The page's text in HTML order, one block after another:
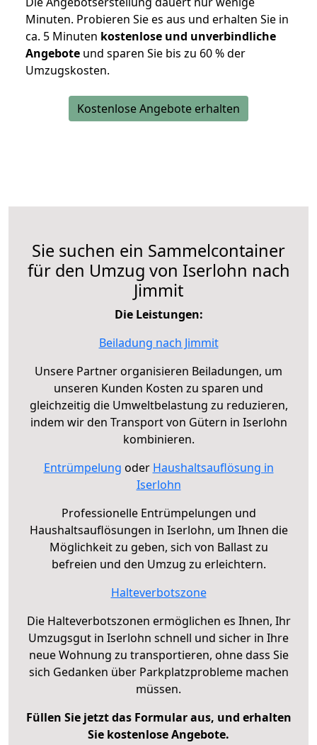
Minuten. Probieren Sie es aus und erhalten Sie in
ca. 5 Minuten kostenlose und unverbindliche
Angebote und sparen Sie bis zu 60 % der
Umzugskosten.
Kostenlose Angebote erhalten
Sie suchen ein Sammelcontainer
für den Umzug von Iserlohn nach
Jimmit
Die Leistungen:
Beiladung nach Jimmit
Unsere Partner organisieren Beiladungen, um
unseren Kunden Kosten zu sparen und
gleichzeitig die Umweltbelastung zu reduzieren,
indem wir den Transport von Gütern in Iserlohn
kombinieren.
Entrümpelung oder Haushaltsauflösung in
Iserlohn
Professionelle Entrümpelungen und
Haushaltsauflösungen in Iserlohn, um Ihnen die
Möglichkeit zu geben, sich von Ballast zu
befreien und den Umzug zu erleichtern.
Halteverbotszone
Die Halteverbotszonen ermöglichen es Ihnen, Ihr
Umzugsgut in Iserlohn schnell und sicher in Ihre
neue Wohnung zu transportieren, ohne dass Sie
sich Gedanken über Parkplatzprobleme machen
müssen.
Füllen Sie jetzt das Formular aus, und erhalten
Sie kostenlose Angebote.